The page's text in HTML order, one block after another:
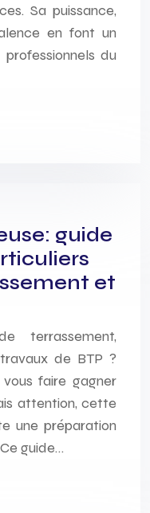
Sa puissance,
en font un
du
guide
et
terrassement,
de BTP ?
faire gagner
attention, cette
une préparation
guide…